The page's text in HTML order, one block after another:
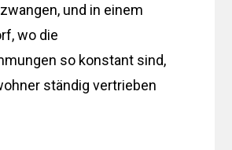
und in einem
wo die
so konstant sind,
ständig vertrieben